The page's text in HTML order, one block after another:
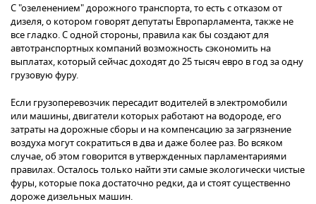
С "озеленением" дорожного транспорта, то есть с отказом от
дизеля, о котором говорят депутаты Европарламента, также не
все гладко. С одной стороны, правила как бы создают для
автотранспортных компаний возможность сэкономить на
выплатах, который сейчас доходят до 25 тысяч евро в год за одну
грузовую фуру.
Если грузоперевозчик пересадит водителей в электромобили
или машины, двигатели которых работают на водороде, его
затраты на дорожные сборы и на компенсацию за загрязнение
воздуха могут сократиться в два и даже более раз. Во всяком
случае, об этом говорится в утвержденных парламентариями
правилах. Осталось только найти эти самые экологически чистые
фуры, которые пока достаточно редки, да и стоят существенно
дороже дизельных машин.